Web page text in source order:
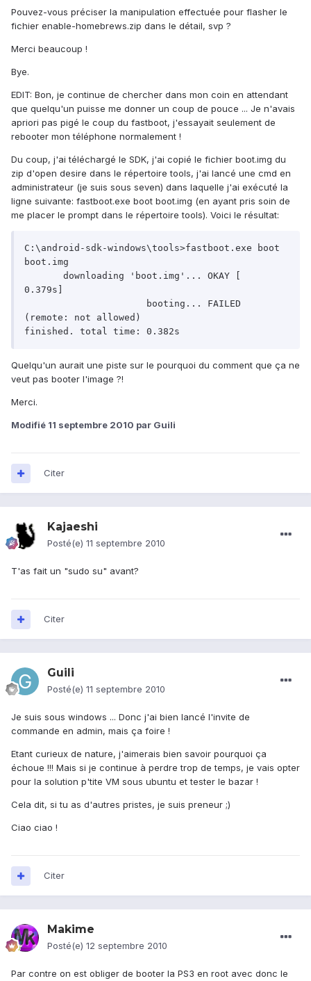
Pouvez-vous préciser la manipulation effectuée pour flasher le
fichier enable-homebrews.zip dans le détail, svp ?
Merci beaucoup !
Bye.
EDIT: Bon, je continue de chercher dans mon coin en attendant
que quelqu'un puisse me donner un coup de pouce ... Je n'avais
apriori pas pigé le coup du fastboot, j'essayait seulement de
rebooter mon téléphone normalement !
Du coup, j'ai téléchargé le SDK, j'ai copié le fichier boot.img du
zip d'open desire dans le répertoire tools, j'ai lancé une cmd en
administrateur (je suis sous seven) dans laquelle j'ai exécuté la
ligne suivante: fastboot.exe boot boot.img (en ayant pris soin de
me placer le prompt dans le répertoire tools). Voici le résultat:
C:\android-sdk-windows\tools>fastboot.exe boot
boot.img
0.379s]
(remote: not allowed)
finished. total time: 0.382s
Quelqu'un aurait une piste sur le pourquoi du comment que ça ne
veut pas booter l'image ?!
Merci.
Modifié 11 septembre 2010 par Guili
Citer
Kajaeshi
Posté(e) 11 septembre 2010
T'as fait un "sudo su" avant?
Citer
Guili
Posté(e) 11 septembre 2010
Je suis sous windows ... Donc j'ai bien lancé l'invite de
commande en admin, mais ça foire !
Etant curieux de nature, j'aimerais bien savoir pourquoi ça
échoue !!! Mais si je continue à perdre trop de temps, je vais opter
pour la solution p'tite VM sous ubuntu et tester le bazar !
Cela dit, si tu as d'autres pristes, je suis preneur ;)
Ciao ciao !
Citer
Makime
Posté(e) 12 septembre 2010
Par contre on est obliger de booter la PS3 en root avec donc le